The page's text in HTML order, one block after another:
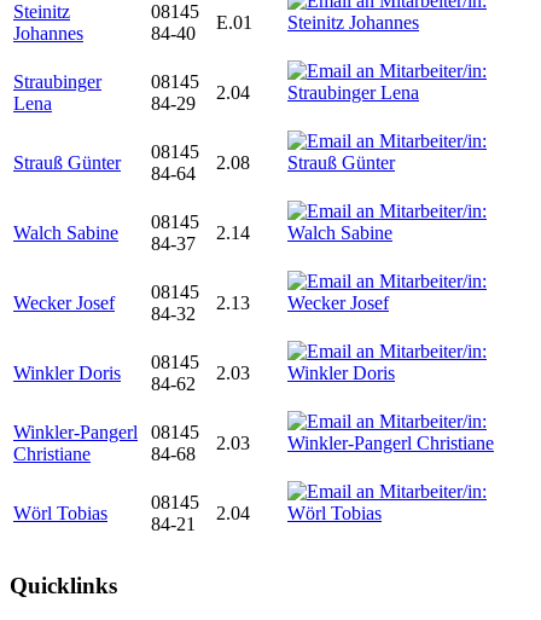
Steinitz
Johannes
08145
84-40
E.01
Straubinger
Lena
08145
84-29
2.04
Strauß Günter
08145
84-64
2.08
Walch Sabine
08145
84-37
2.14
Wecker Josef
08145
84-32
2.13
Winkler Doris
08145
84-62
2.03
Winkler-Pangerl
Christiane
08145
84-68
2.03
Wörl Tobias
08145
84-21
2.04
Quicklinks